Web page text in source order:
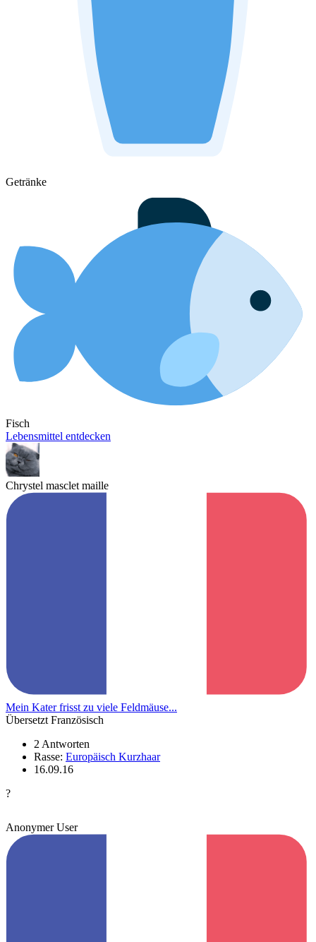
Getränke
Fisch
Lebensmittel entdecken
Chrystel masclet maille
Mein Kater frisst zu viele Feldmäuse...
Übersetzt Französisch
2 Antworten
Rasse: Europäisch Kurzhaar
16.09.16
?
Anonymer User